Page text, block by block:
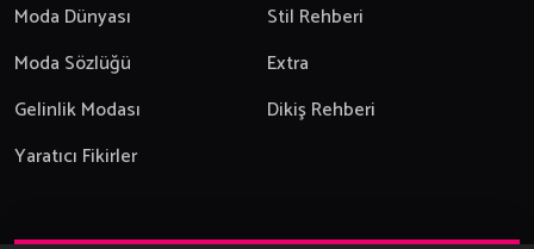
Moda Dünyası
Stil Rehberi
Moda Sözlüğü
Extra
Gelinlik Modası
Dikiş Rehberi
Yaratıcı Fikirler